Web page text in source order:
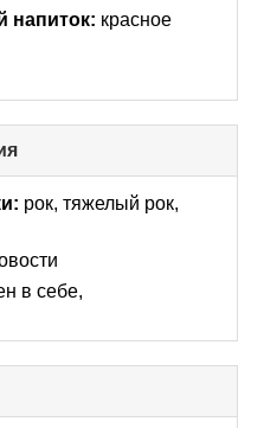
напиток: красное
to
collapse
рок, тяжелый рок,
в себе,